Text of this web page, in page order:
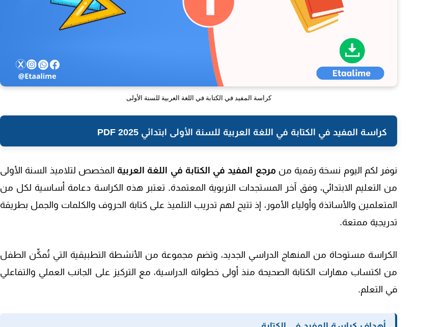
كراسة المفيد في الكتابة في اللغة العربية للسنة الأولى
كراسة المفيد في الكتابة في اللغة العربية للسنة الأولى ابتدائي PDF 2025
نوفر لكم اليوم نسخة رقمية من مرجع المفيد في الكتابة في اللغة العربية المخصص لتلاميذ السنة الأولى
من التعليم الابتدائي، وفق آخر المستجدات التربوية المعتمدة. تعتبر هذه الكراسة دعامة أساسية لكل من
المتعلمين والأساتذة وأولياء الأمور، إذ تتيح لهم تدريب التلميذ على كتابة الحروف والكلمات والجمل بطريقة
تدريجية ممتعة.
الكراسة مستوحاة من المنهاج الدراسي الجديد، وتضم مجموعة من الأنشطة التطبيقية التي تُمكِّن الطفل
من اكتساب مهارات الكتابة الصحيحة منذ أولى خطواته الدراسية، مع التركيز على الجانب العملي والتفاعلي
في التعلم.